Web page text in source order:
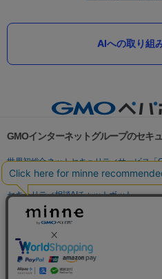
AIへの取り組
GMOインターネットグループのセキ
世界初総合ネットセキュリティサービス「
パスワード漏洩診断
Webサイトリスク
セキュリティ相談AIチャットボット
実在証明・盗聴対策
サイバー攻撃対策（GMO Flatt Security）
セキュリティ事業の軌跡